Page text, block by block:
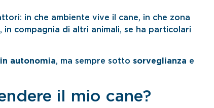
in che ambiente vive il cane, in che zona
compagnia di altri animali, se ha particolari
autonomia, ma sempre sotto sorveglianza e
il mio cane?